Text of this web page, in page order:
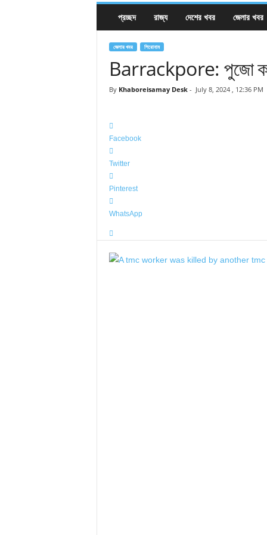
প্রচ্ছদ রাজ্য দেশের খবর জেলার খবর
জেলার খবর শিরোনাম
Barrackpore: পুজো
By Khaboreisamay Desk- July 8, 2024 , 12:36 PM
Facebook
Twitter
Pinterest
WhatsApp